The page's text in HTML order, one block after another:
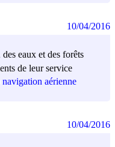
eaux et des forêts
de leur service
aérienne
10/04/2016
10/04/2016